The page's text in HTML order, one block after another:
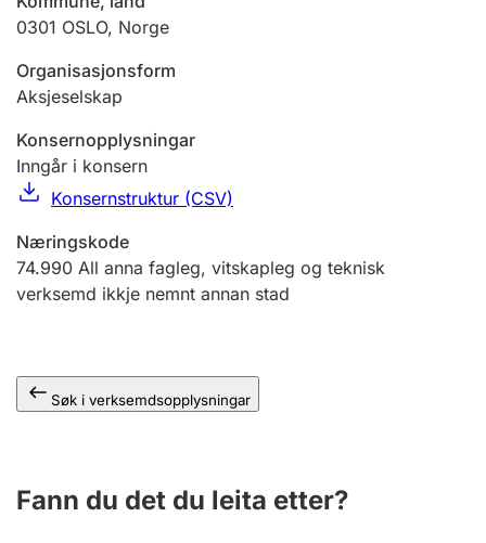
Ektepaktrettleiaren
Andre tema
0301 OSLO, Norge
Organisasjonsform
Aksjeselskap
Konsernopplysningar
Inngår i konsern
Konsernstruktur (CSV)
Næringskode
74.990 All anna fagleg, vitskapleg og teknisk
verksemd ikkje nemnt annan stad
Søk i verksemdsopplysningar
Fann du det du leita etter?